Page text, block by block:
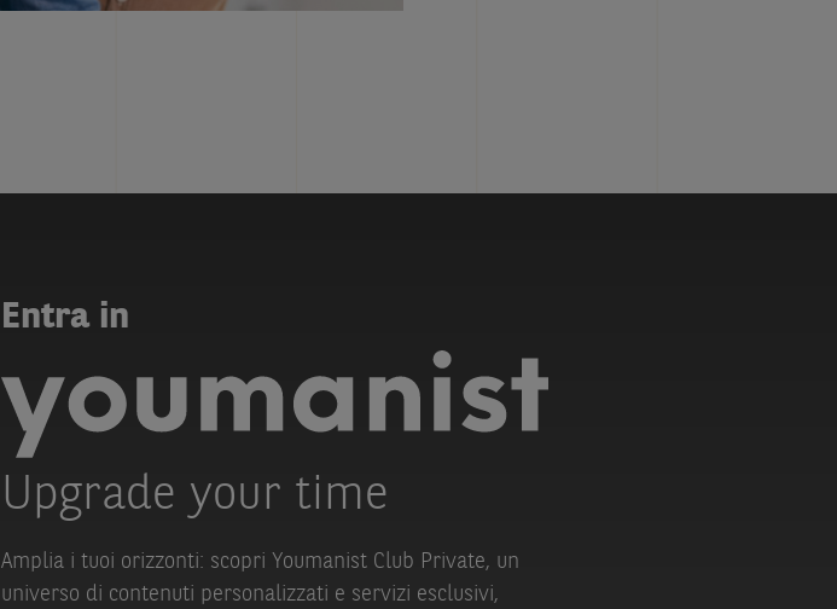
Entra in
Upgrade your time
Amplia i tuoi orizzonti: scopri Youmanist Club Private, un
universo di contenuti personalizzati e servizi esclusivi,